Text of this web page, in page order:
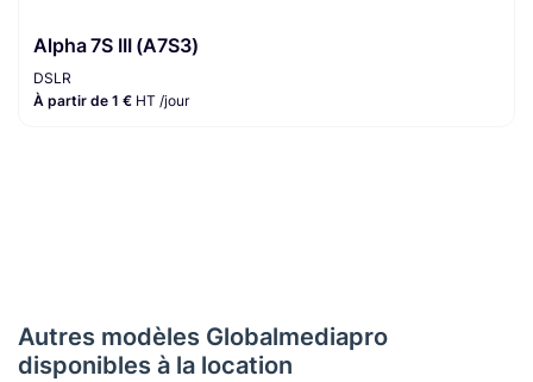
Alpha 7S III (A7S3)
DSLR
À partir de 1 € HT /jour
Autres modèles Globalmediapro
disponibles à la location